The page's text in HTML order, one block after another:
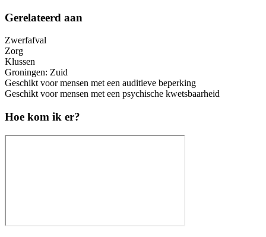
Gerelateerd aan
Zwerfafval
Zorg
Klussen
Groningen: Zuid
Geschikt voor mensen met een auditieve beperking
Geschikt voor mensen met een psychische kwetsbaarheid
Hoe kom ik er?